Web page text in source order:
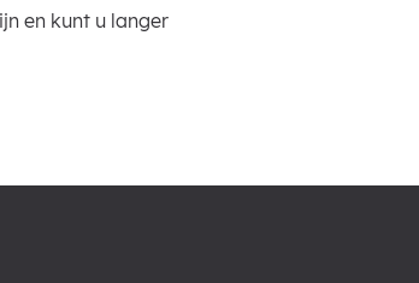
en kunt u langer